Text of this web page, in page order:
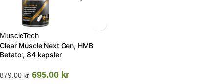
MuscleTech
Clear Muscle Next Gen, HMB
Betator, 84 kapsler
879.00kr 695.00 kr